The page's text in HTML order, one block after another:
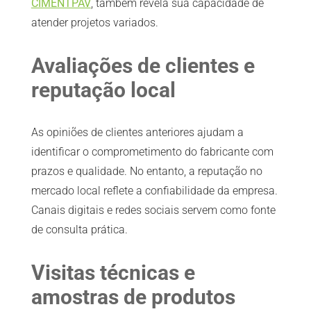
CIMENTPAV, também revela sua capacidade de
atender projetos variados.
Avaliações de clientes e
reputação local
As opiniões de clientes anteriores ajudam a
identificar o comprometimento do fabricante com
prazos e qualidade. No entanto, a reputação no
mercado local reflete a confiabilidade da empresa.
Canais digitais e redes sociais servem como fonte
de consulta prática.
Visitas técnicas e
amostras de produtos